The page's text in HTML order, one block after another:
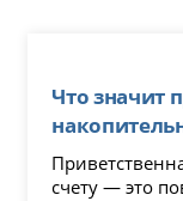
Что значит
счету — это